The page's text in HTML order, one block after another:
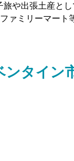
や出張土産と
ァミリーマート
ンタイン